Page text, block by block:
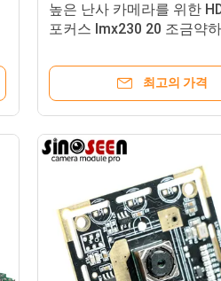
높은 난사 카메라를 위한
포커스 Imx230 20 조금약
최고의 가격